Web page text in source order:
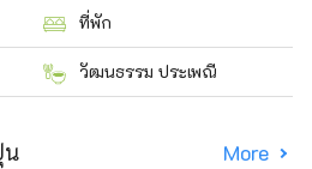
ที่พัก
วัฒนธรรม ประเพณี
น More